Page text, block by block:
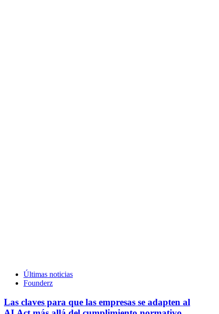
Últimas noticias
Founderz
Las claves para que las empresas se adapten al